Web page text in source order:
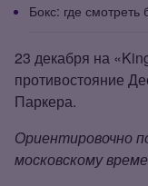
Бокс: где смотреть
23 декабря на
противостояние
Паркера.
Ориентировочно
московскому